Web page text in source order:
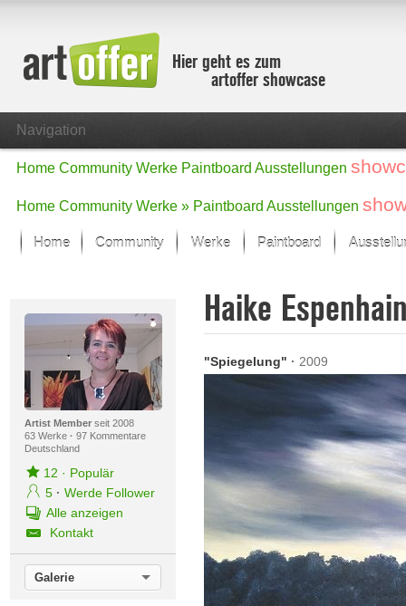
Hier geht es zum
artoffer showcase
Navigation
Home Community Werke Paintboard Ausstellungen
Home Community Werke » Paintboard Ausstellungen
Home Community Werke
Der letzte Monat im Fokus
Alle Fokus-Werke
Fokus-Werke
Neue Werke – Auswahl
Paintboard
Artist Memberseit 2008
63 Werke · 97 Kommentare
Deutschland
12 · Populär
5 · Werde Follower
Alle anzeigen
Kontakt
Galerie
Haike
"Spiegelung" · 2009